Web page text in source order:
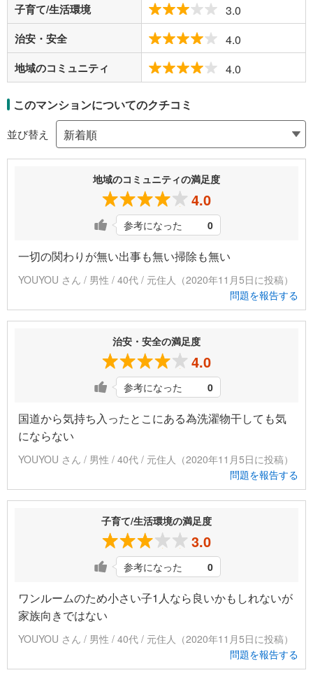
子育て/生活環境 3.0
治安・安全 4.0
地域のコミュニティ 4.0
このマンションについてのクチコミ
並び替え
地域のコミュニティの満足度
4.0
参考になった 0
一切の関わりが無い出事も無い掃除も無い
YOUYOU さん / 男性 / 40代 / 元住人（2020年11月5日に投稿）
問題を報告する
治安・安全の満足度
4.0
参考になった 0
国道から気持ち入ったとこにある為洗濯物干しても気
にならない
YOUYOU さん / 男性 / 40代 / 元住人（2020年11月5日に投稿）
問題を報告する
子育て/生活環境の満足度
3.0
参考になった 0
ワンルームのため小さい子1人なら良いかもしれないが
家族向きではない
YOUYOU さん / 男性 / 40代 / 元住人（2020年11月5日に投稿）
問題を報告する